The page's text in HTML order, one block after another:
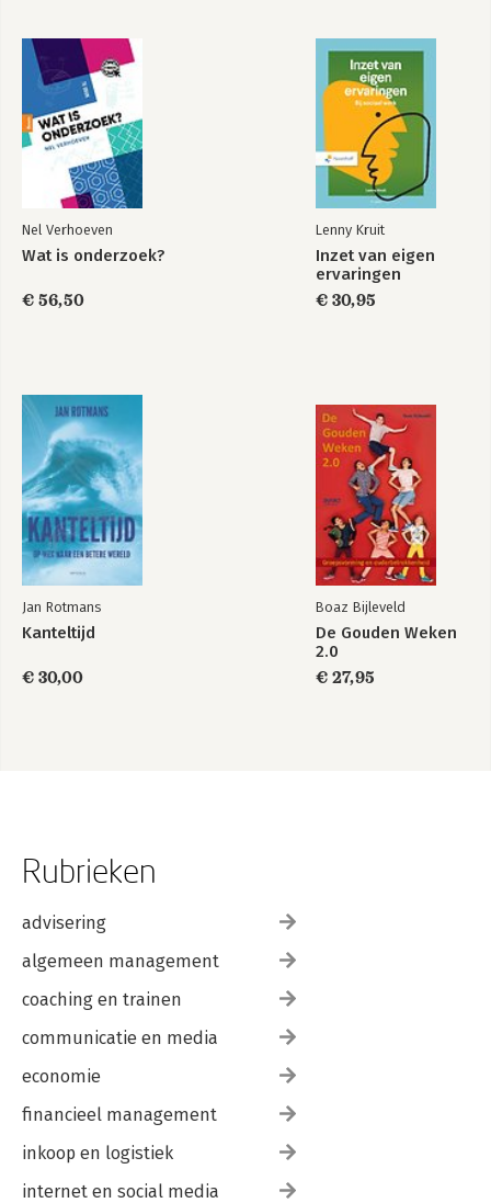
Nel Verhoeven
Wat is onderzoek?
€ 56,50
Lenny Kruit
Inzet van eigen
ervaringen
€ 30,95
Jan Rotmans
Kanteltijd
€ 30,00
Boaz Bijleveld
De Gouden Weken
2.0
€ 27,95
Rubrieken
advisering
algemeen management
coaching en trainen
communicatie en media
economie
financieel management
inkoop en logistiek
internet en social media